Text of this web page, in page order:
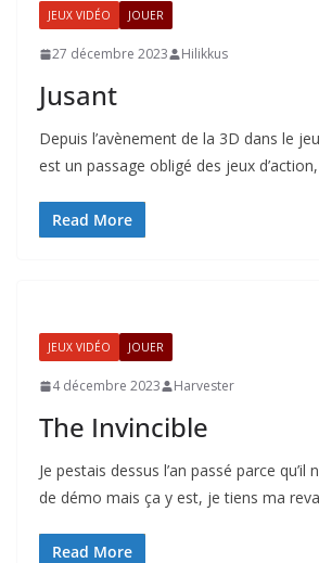
JEUX VIDÉO JOUER
27 décembre 2023 Hilikkus
Jusant
Depuis l’avènement de la 3D dans le
est un passage obligé des jeux
Read More
JEUX VIDÉO JOUER
4 décembre 2023 Harvester
The Invincible
Je pestais dessus l’an passé parce qu’il
de démo mais ça y est, je tiens ma
Read More